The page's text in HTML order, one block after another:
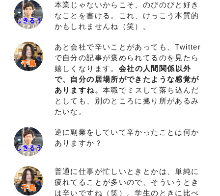
本業じゃないからこそ、のびのびと好き
なことを書ける。これ、けっこう本質的
かもしれませんね（笑）。
あと会社で辛いことがあっても、Twitter
で自分の記事が褒められてるのを見たら
嬉しくなります。 会社の人間関係以外
で、自分の居場所ができたような感覚が
ありますね。 本職でミスして落ち込んだ
としても、別のところに拠り所があるみ
たいな。
逆に副業をしていて辛かったことは何か
ありますか？
普通に仕事が忙しいときとかは、単純に
疲れてることが多いので、そういうとき
は辛いですね（笑）。学生のときに比べ